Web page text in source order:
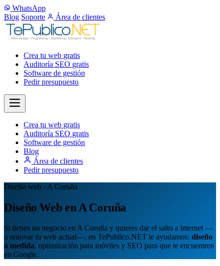
WhatsApp
Blog Soporte Área de clientes
Crea tu web gratis
Auditoría SEO gratis
Software de gestión
Pedir presupuesto
Crea tu web gratis
Auditoría SEO gratis
Software de gestión
Blog
Área de clientes
Pedir presupuesto
Diseño web · A Coruña
Diseño Web en A Coruña
Si tienes un negocio en A Coruña y quieres dar el salto a internet —
o renovar tu web actual—, en TePublico.NET te ayudamos: diseño
a medida, optimización para móviles y SEO para que te encuentren
en Google.